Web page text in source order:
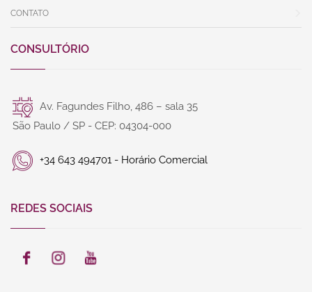
CONTATO
CONSULTÓRIO
Av. Fagundes Filho, 486 – sala 35
São Paulo / SP - CEP: 04304-000
+34 643 494701 - Horário Comercial
REDES SOCIAIS